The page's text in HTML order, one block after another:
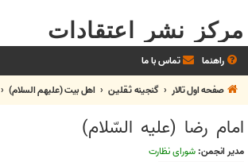
مرکز نشر اعتقادات
راهنما تماس با ما
صفحه اول تالار
گنجینه ثـقلیـن اهل بيت (عليهم السلام)
امام رضا (علیه السّلام)
مدیر انجمن: شورای نظارت